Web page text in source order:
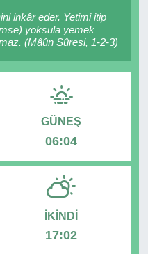
inkâr eder. Yetimi itip
yoksula yemek
(Mâûn Sûresi, 1-2-3)
GÜNEŞ
06:04
İKINDI
17:02